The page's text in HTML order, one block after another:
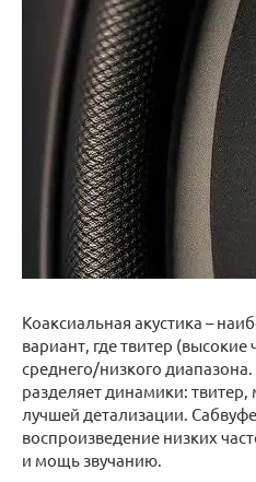
Коаксиальная акустика –
вариант, где твитер
среднего/низкого
разделяет динамики:
лучшей детализации.
воспроизведение низких
и мощь звучанию.